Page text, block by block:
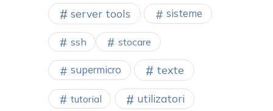
server tools sisteme
ssh stocare
supermicro texte
tutorial utilizatori